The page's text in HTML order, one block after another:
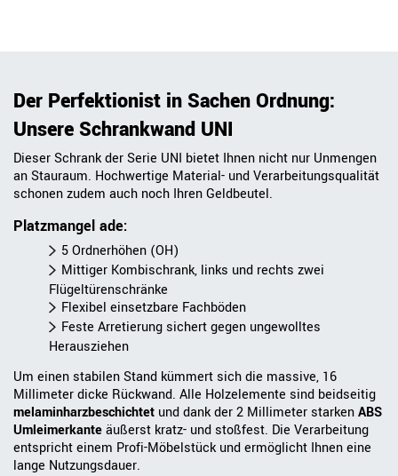
Der Perfektionist in Sachen Ordnung:
Unsere Schrankwand UNI
Dieser Schrank der Serie UNI bietet Ihnen nicht nur Unmengen
an Stauraum. Hochwertige Material- und Verarbeitungsqualität
schonen zudem auch noch Ihren Geldbeutel.
Platzmangel ade:
5 Ordnerhöhen (OH)
Mittiger Kombischrank, links und rechts zwei
Flügeltürenschränke
Flexibel einsetzbare Fachböden
Feste Arretierung sichert gegen ungewolltes
Herausziehen
Um einen stabilen Stand kümmert sich die massive, 16
Millimeter dicke Rückwand. Alle Holzelemente sind beidseitig
melaminharzbeschichtet und dank der 2 Millimeter starkenABS
Umleimerkanteäußerst kratz- und stoßfest. Die Verarbeitung
entspricht einem Profi-Möbelstück und ermöglicht Ihnen eine
lange Nutzungsdauer.